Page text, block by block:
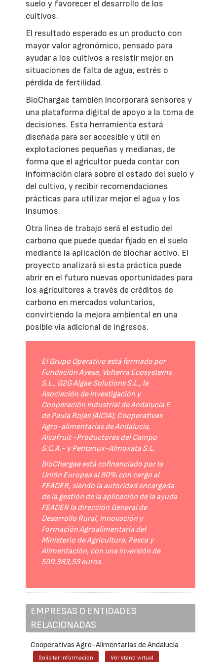
suelo y favorecer el desarrollo de los
cultivos.
El resultado esperado es un producto con
mayor valor agronómico, pensado para
ayudar a los cultivos a resistir mejor en
situaciones de falta de agua, estrés o
pérdida de fertilidad.
BioChargae también incorporará sensores y
una plataforma digital de apoyo a la toma de
decisiones. Esta herramienta estará
diseñada para ser accesible y útil en
explotaciones pequeñas y medianas, de
forma que el agricultor pueda contar con
información clara sobre el estado del suelo y
del cultivo, y recibir recomendaciones
prácticas para utilizar mejor el agua y los
insumos.
Otra línea de trabajo será el estudio del
carbono que puede quedar fijado en el suelo
mediante la aplicación de biochar activo. El
proyecto analizará si esta práctica puede
abrir en el futuro nuevas oportunidades para
los agricultores a través de créditos de
carbono en mercados voluntarios,
convirtiendo la mejora ambiental en una
posible vía adicional de ingresos.
El Grupo Operativo está formado por
Fundación Ayesa, Volterra Ecosystems
S.L., G2G Algae Solutions S.L., la
Asociación de Investigación y
Cooperación Industrial de Andalucía F.
de Paula Rojas (AICIA), Cooperativas
Agro-alimentarias de Andalucía,
Alcafruit -Productores del Campo
S.C.A.- y Pentanux-Almoxata S.L.
BioChargae está cofinanciado por la
Unión Europea al 80% con cargo al
FEADER, siendo la autoridad encargada
de la gestión de la aplicación de la ayuda
FEADER la dirección General de
Desarrollo Rural, Innovación y
Formación Agroalimentaria del
Ministerio de Agricultura, Pesca y
Alimentación, con una inversión de
599.383,59 euros.
EMPRESAS O ENTIDADES
RELACIONADAS
Cooperativas Agro-Alimentarias de Andalucía
Solicitar información Ver stand virtual